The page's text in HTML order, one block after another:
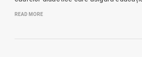
READ MORE